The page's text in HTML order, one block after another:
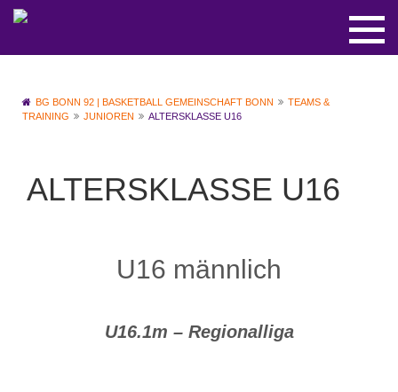
BG BONN 92 | BASKETBALL GEMEINSCHAFT BONN
TEAMS &
TRAINING
JUNIOREN ALTERSKLASSE U16
ALTERSKLASSE U16
U16 männlich
U16.1m – Regionalliga